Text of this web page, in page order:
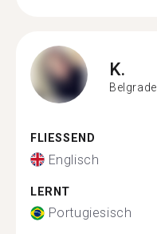
K.
Belgrade
FLIESSEND
Englisch
LERNT
Portugiesisch